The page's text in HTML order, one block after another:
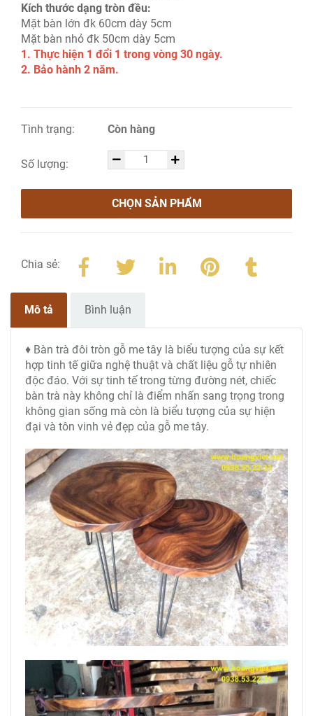
Kích thước dạng tròn đều:
Mặt bàn lớn đk 60cm dày 5cm
Mặt bàn nhỏ đk 50cm dày 5cm
1. Thực hiện 1 đổi 1 trong vòng 30 ngày.
2. Bảo hành 2 năm.
Tình trạng: Còn hàng
Số lượng:
CHỌN SẢN PHẨM
Chia sẻ:
Mô tả Bình luận
♦ Bàn trà đôi tròn gỗ me tây là biểu tượng của sự kết
hợp tinh tế giữa nghệ thuật và chất liệu gỗ tự nhiên
độc đáo. Với sự tinh tế trong từng đường nét, chiếc
bàn trà này không chỉ là điểm nhấn sang trọng trong
không gian sống mà còn là biểu tượng của sự hiện
đại và tôn vinh vẻ đẹp của gỗ me tây.